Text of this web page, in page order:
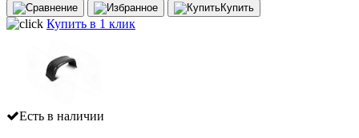
Купить
Купить в 1 клик
Есть в наличии